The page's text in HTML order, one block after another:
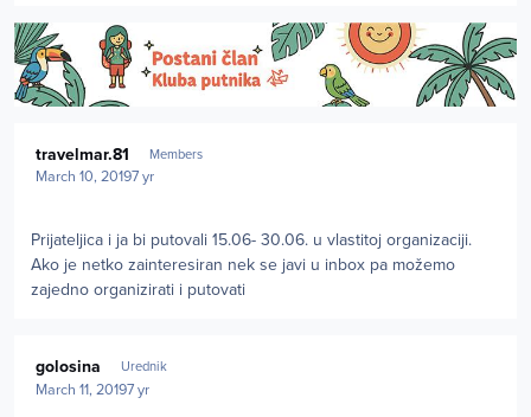
travelmar.81 Members
March 10, 20197 yr
Prijateljica i ja bi putovali 15.06- 30.06. u vlastitoj organizaciji.
Ako je netko zainteresiran nek se javi u inbox pa možemo
zajedno organizirati i putovati
golosina Urednik
March 11, 20197 yr